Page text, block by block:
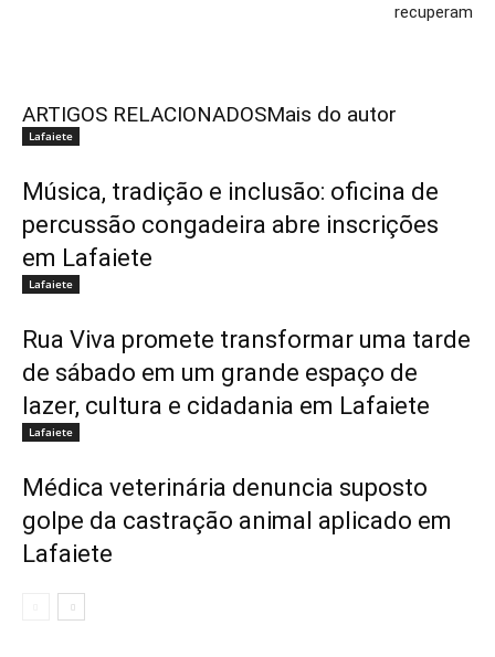
recuperam
ARTIGOS RELACIONADOSMais do autor
Lafaiete
Música, tradição e inclusão: oficina de
percussão congadeira abre inscrições
em Lafaiete
Lafaiete
Rua Viva promete transformar uma tarde
de sábado em um grande espaço de
lazer, cultura e cidadania em Lafaiete
Lafaiete
Médica veterinária denuncia suposto
golpe da castração animal aplicado em
Lafaiete